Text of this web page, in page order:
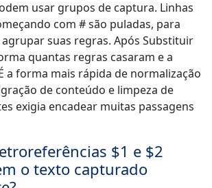
usar grupos de captura. Linhas
com # são puladas, para
suas regras. Após Substituir
quantas regras casaram e a
a forma mais rápida de normalização
de conteúdo e limpeza de
exigia encadear muitas passagens
$1 e $2
o texto capturado